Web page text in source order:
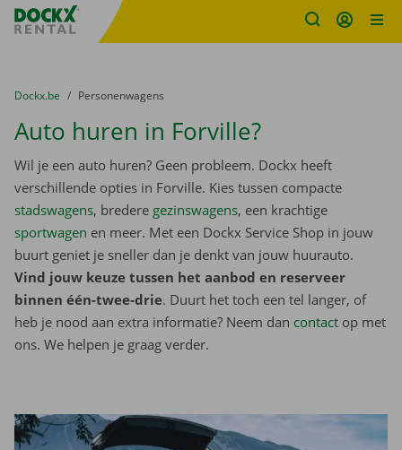
Fratello DEMO
U bevindt zich hier:
van
Dockx.be naar
Personenwagens
Auto huren in Forville?
Wil je een auto huren? Geen probleem. Dockx heeft
verschillende opties in Forville. Kies tussen compacte
stadswagens, bredere gezinswagens, een krachtige
sportwagen en meer. Met een Dockx Service Shop in jouw
buurt geniet je sneller dan je denkt van jouw huurauto.
Vind jouw keuze tussen het aanbod en reserveer
binnen één-twee-drie. Duurt het toch een tel langer, of
heb je nood aan extra informatie? Neem dan contact op met
ons. We helpen je graag verder.